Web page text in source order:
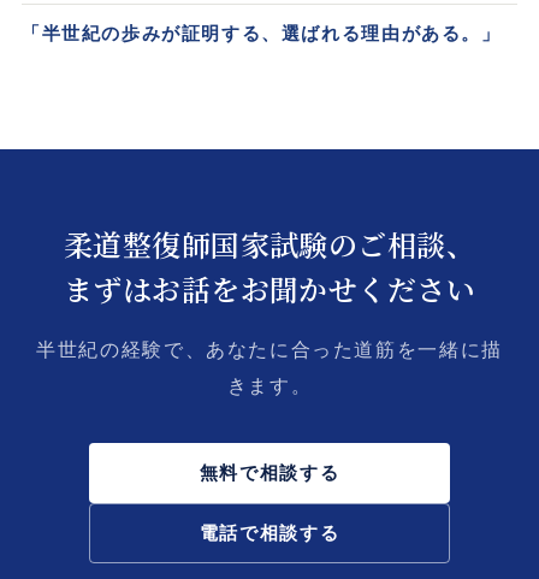
「半世紀の歩みが証明する、選ばれる理由がある。」
柔道整復師国家試験のご相談、
まずはお話をお聞かせください
半世紀の経験で、あなたに合った道筋を一緒に描
きます。
無料で相談する
電話で相談する